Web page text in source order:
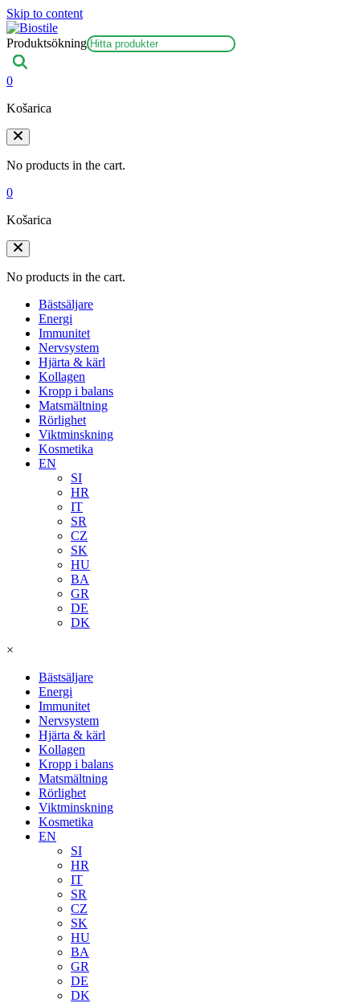
Skip to content
Produktsökning
0
Košarica
No products in the cart.
0
Košarica
No products in the cart.
Bästsäljare
Energi
Immunitet
Nervsystem
Hjärta & kärl
Kollagen
Kropp i balans
Matsmältning
Rörlighet
Viktminskning
Kosmetika
EN
SI
HR
IT
SR
CZ
SK
HU
BA
GR
DE
DK
×
Bästsäljare
Energi
Immunitet
Nervsystem
Hjärta & kärl
Kollagen
Kropp i balans
Matsmältning
Rörlighet
Viktminskning
Kosmetika
EN
SI
HR
IT
SR
CZ
SK
HU
BA
GR
DE
DK